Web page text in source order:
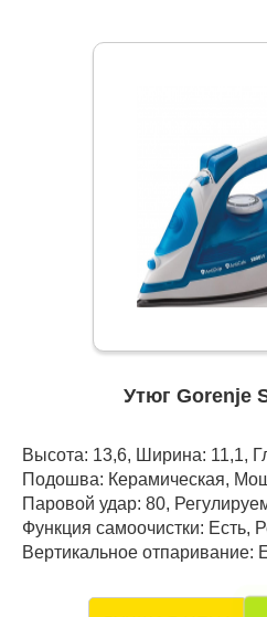
Утюг Gorenje
Высота: 13,6, Ширина: 11,1,
Подошва: Керамическая,
Паровой удар: 80,
Функция самоочистки: Есть,
Вертикальное отпаривание: